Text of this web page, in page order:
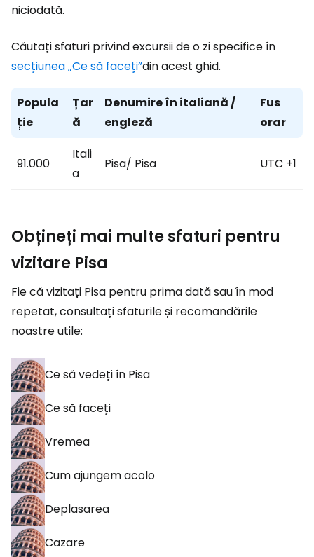
niciodată.
Căutați sfaturi privind excursii de o zi specifice în
secțiunea „Ce să faceți”din acest ghid.
Popula
ție
Țar
ă
Denumire în italiană /
engleză
Fus
orar
91.000
Itali
a
Pisa/ Pisa UTC +1
Obțineți mai multe sfaturi pentru
vizitare Pisa
Fie că vizitați Pisa pentru prima dată sau în mod
repetat, consultați sfaturile și recomandările
noastre utile:
Ce să vedeți în Pisa
Ce să faceți
Vremea
Cum ajungem acolo
Deplasarea
Cazare